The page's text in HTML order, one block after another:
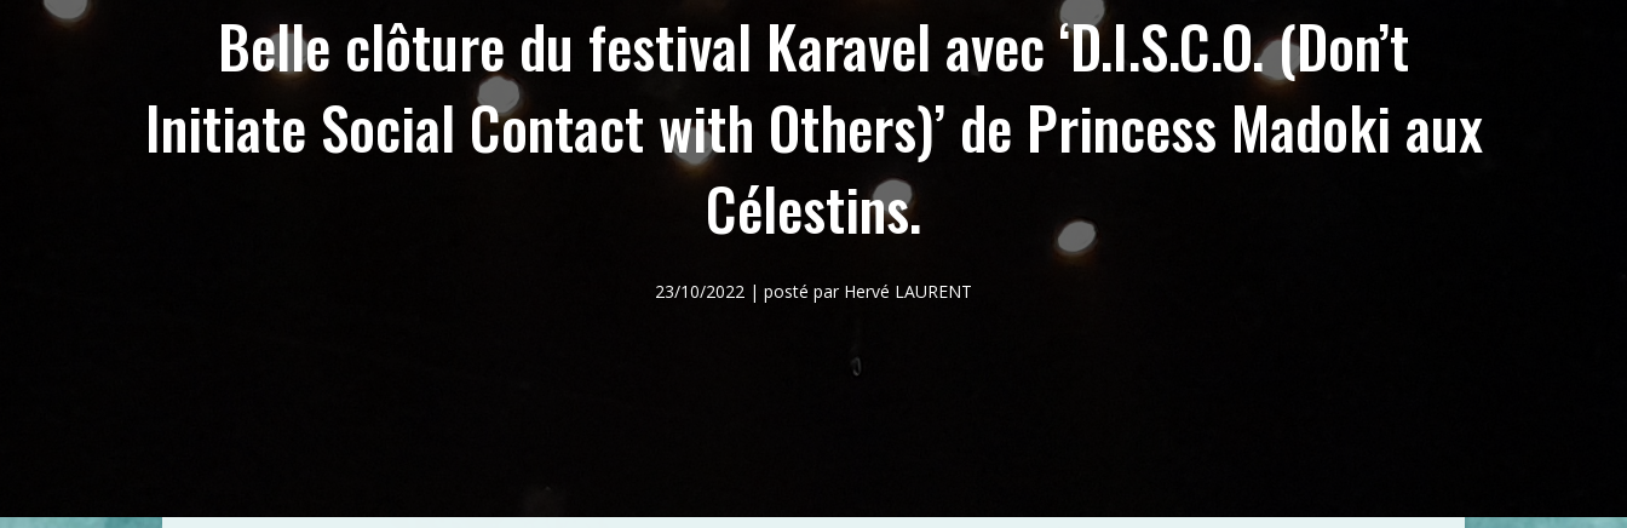
Belle clôture du festival Karavel avec ‘D.I.S.C.O. (Don’t
Initiate Social Contact with Others)’ de Princess Madoki aux
Célestins.
23/10/2022 | posté par Hervé LAURENT